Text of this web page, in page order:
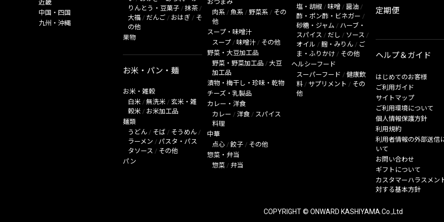
近畿
中国・四国
九州・沖縄
りんとう・豆菓子 / 抹茶 /
大福 / だんご / おはぎ / そ
の他
果物
お米・パン・麺
お米・雑穀
白米 / 無洗米 / 玄米・雑
穀米 / お米加工品
麺類
うどん / そば / そうめん /
ラーメン / パスタ・パス
タソース / その他
パン
おつまみ
肉系 / 魚系 / 野菜系 / その
他
スープ・味噌汁
スープ / 味噌汁 / その他
野菜・大豆加工品
野菜・野菜加工品 / 大豆
加工品
漬物・梅干し・珍味・乾物
チーズ・乳製品
カレー・洋食
カレー / 洋食 / スパイス
料理
中華
点心 / 餃子 / その他
惣菜・弁当
惣菜 / 弁当
塩・胡椒 / 味噌 / 醤油 /
酢・ポン酢・ビネガー /
砂糖・ジャム / ハーブ・
スパイス / だし / ソース /
オイル / 麹・みりん / ご
ま・ふりかけ / その他
ヘルシーフード
スーパーフード / 健康飲
料 / サプリメント / その
他
定期便
ヘルプ＆ガイド
はじめてのお客様
ご利用ガイド
サイトマップ
ご利用環境について
個人情報保護方針
利用規約
利用者情報の外部送信
いて
お問い合わせ
ギフトについて
カスタマーハラスメン
対する基本方針
COPYRIGHT © ONWARD KASHIYAMA.Co.,Ltd